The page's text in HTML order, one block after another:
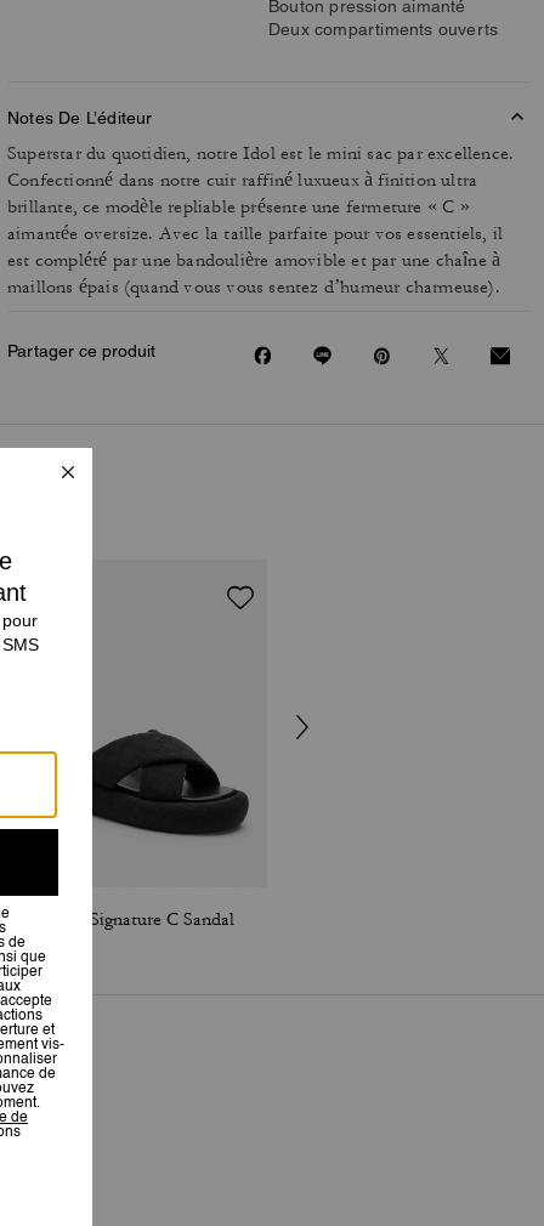
Bouton pression aimanté
Deux compartiments ouverts
Notes De L’éditeur
Superstar du quotidien, notre Idol est le mini sac par excellence.
Confectionné dans notre cuir raffiné luxueux à finition ultra
brillante, ce modèle repliable présente une fermeture « C »
aimantée oversize. Avec la taille parfaite pour vos essentiels, il
est complété par une bandoulière amovible et par une chaîne à
maillons épais (quand vous vous sentez d’humeur charmeuse).
Partager ce produit
Penelope Signature C Sandal